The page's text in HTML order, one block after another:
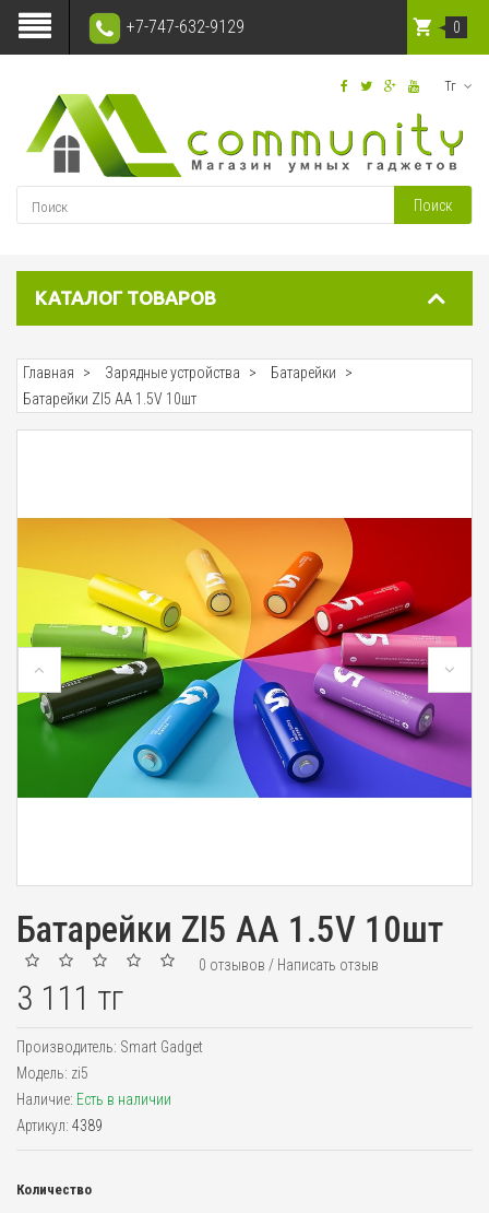
+7-747-632-9129
Тг
Поиск
0
КАТАЛОГ ТОВАРОВ
Главная Зарядные устройства
Батарейки
Батарейки ZI5 AA 1.5V 10шт
Батарейки ZI5 AA 1.5V 10шт
0 отзывов / Написать отзыв
3 111 тг
Производитель: Smart Gadget
Модель: zi5
Наличие: Есть в наличии
Артикул: 4389
Количество